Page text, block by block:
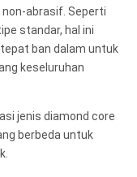
abrasif. Seperti
standar, hal ini
ban dalam untuk
keseluruhan
jenis diamond core
berbeda untuk